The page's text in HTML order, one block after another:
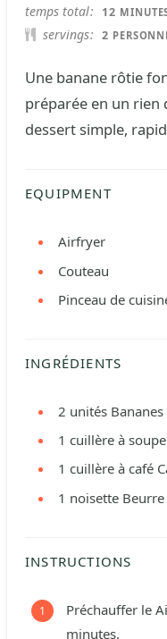
temps total 12
servings 2
Une banane rôtie
préparée en un rien
dessert simple,
EQUIPMENT
Airfryer
Couteau
Pinceau de
INGRÉDIENTS
2 unités
1 cuillère à soupe
1 cuillère à café
1 noisette Beurre
INSTRUCTIONS
Préchauffer le
minutes.